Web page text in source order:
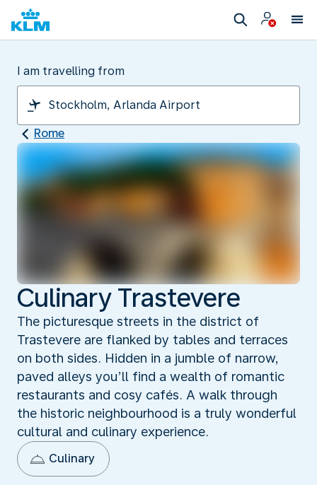
I am travelling from
Rome
Culinary Trastevere
The picturesque streets in the district of
Trastevere are flanked by tables and terraces
on both sides. Hidden in a jumble of narrow,
paved alleys you’ll find a wealth of romantic
restaurants and cosy cafés. A walk through
the historic neighbourhood is a truly wonderful
cultural and culinary experience.
Culinary